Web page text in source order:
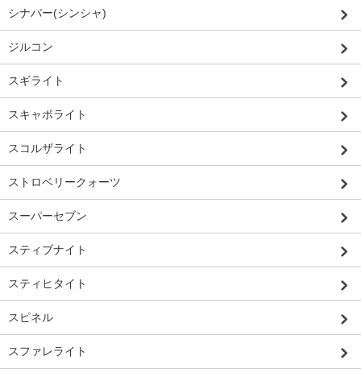
シナバー(シンシャ)
ジルコン
スギライト
スキャポライト
スコルザライト
ストロベリークォーツ
スーパーセブン
スティブナイト
スティヒタイト
スピネル
スファレライト